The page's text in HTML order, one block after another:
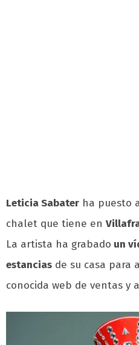
Leticia Sabater ha puesto
chalet que tiene en
La artista ha grabado un
estancias de su casa para
conocida web de ventas y